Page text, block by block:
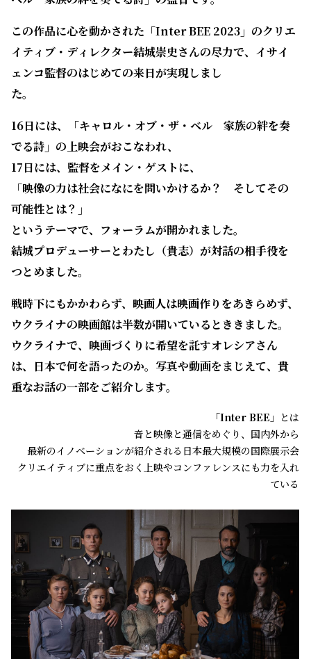
この作品に心を動かされた「Inter BEE 2023」のクリエ
イティブ・ディレクター結城崇史さんの尽力で、イサイ
ェンコ監督のはじめての来日が実現しまし
た。
16日には、「キャロル・オブ・ザ・ベル 家族の絆を奏
でる詩」の上映会がおこなわれ、
17日には、監督をメイン・ゲストに、
「映像の力は社会になにを問いかけるか？ そしてその
可能性とは？」
というテーマで、フォーラムが開かれました。
結城プロデューサーとわたし（貴志）が対話の相手役を
つとめました。
戦時下にもかかわらず、映画人は映画作りをあきらめず、
ウクライナの映画館は半数が開いているとききました。
ウクライナで、映画づくりに希望を託すオレシアさん
は、日本で何を語ったのか。写真や動画をまじえて、貴
重なお話の一部をご紹介します。
「Inter BEE」 とは
音と映像と通信をめぐり、国内外から
最新のイノベーションが紹介される日本最大規模の国際展示会
クリエイティブに重点をおく上映やコンファレンスにも力を入れ
ている